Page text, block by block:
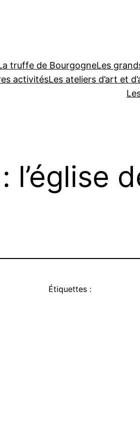
truffe de BourgogneLes
activitésLes ateliers d’art et
Étiquettes :